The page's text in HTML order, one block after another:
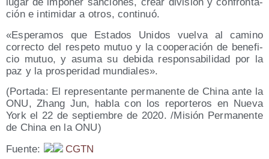
lugar de impo­ner san­cio­nes, crear divi­sión y con­fron­ta­
ción e inti­mi­dar a otros, continuó.
«Espe­ra­mos que Esta­dos Uni­dos vuel­va al camino
correc­to del res­pe­to mutuo y la coope­ra­ción de bene­fi­
cio mutuo, y asu­ma su debi­da res­pon­sa­bi­li­dad por la
paz y la pros­pe­ri­dad mundiales».
(Por­ta­da: El repre­sen­tan­te per­ma­nen­te de Chi­na ante la
ONU, Zhang Jun, habla con los repor­te­ros en Nue­va
York el 22 de sep­tiem­bre de 2020. /​Misión Per­ma­nen­te
de Chi­na en la ONU)
Fuen­te:
CGTN